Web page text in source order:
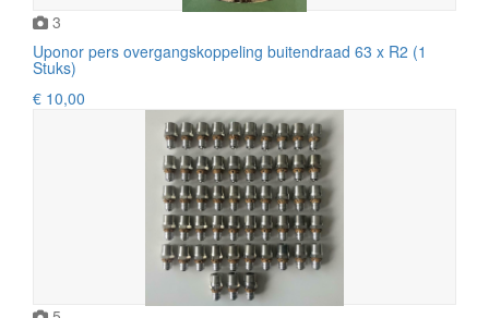
3
Uponor pers overgangskoppeling buitendraad 63 x R2 (1
Stuks)
€ 10,00